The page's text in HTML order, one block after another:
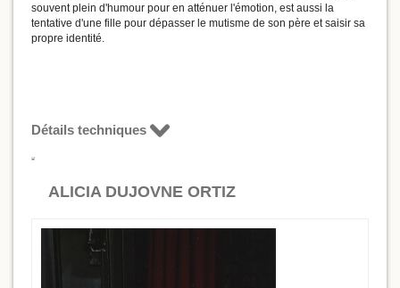
souvent plein d'humour pour en atténuer l'émotion, est aussi la
tentative d'une fille pour dépasser le mutisme de son père et saisir sa
propre identité.
Détails techniques
ALICIA DUJOVNE ORTIZ